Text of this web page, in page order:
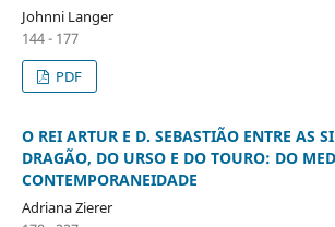
Johnni Langer
144 - 177
PDF
O REI ARTUR E D. SEBASTIÃO ENTRE AS
DRAGÃO, DO URSO E DO TOURO: DO
CONTEMPORANEIDADE
Adriana Zierer